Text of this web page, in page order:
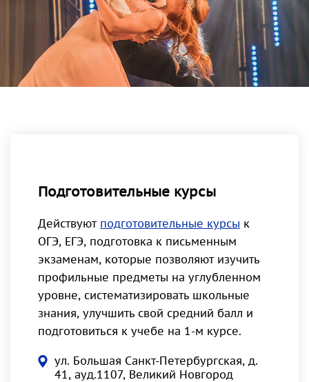
Подготовительные курсы
Действуют подготовительные курсы к
ОГЭ, ЕГЭ, подготовка к письменным
экзаменам, которые позволяют изучить
профильные предметы на углубленном
уровне, систематизировать школьные
знания, улучшить свой средний балл и
подготовиться к учебе на 1-м курсе.
ул. Большая Санкт-Петербургская, д.
41, ауд.1107, Великий Новгород